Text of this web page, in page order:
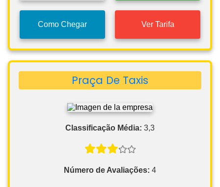
Como Chegar Ver Tarifa
Praça De Taxis
Classificação Média: 3,3
Número de Avaliações: 4